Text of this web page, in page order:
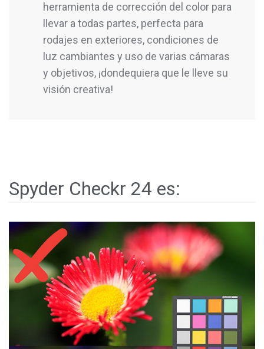
herramienta de corrección del color para
llevar a todas partes, perfecta para
rodajes en exteriores, condiciones de
luz cambiantes y uso de varias cámaras
y objetivos, ¡dondequiera que le lleve su
visión creativa!
Spyder Checkr 24 es: